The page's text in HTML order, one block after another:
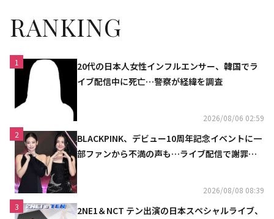
RANKING
1
20代の日本人女性インフルエンサー、韓国でラ
イブ配信中に死亡…警察が経緯を調査
2026/08/06 02:59
2
BLACKPINK、デビュー10周年記念イベントに一
部ファンから不満の声も…ライブ配信で謝罪
2026/08/08 08:39
3
2NE1＆NCT テン出演の日本スペシャルライブ、